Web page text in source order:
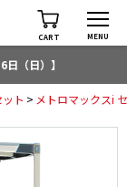
CART MENU
（日）】
ト > メトロマックスi